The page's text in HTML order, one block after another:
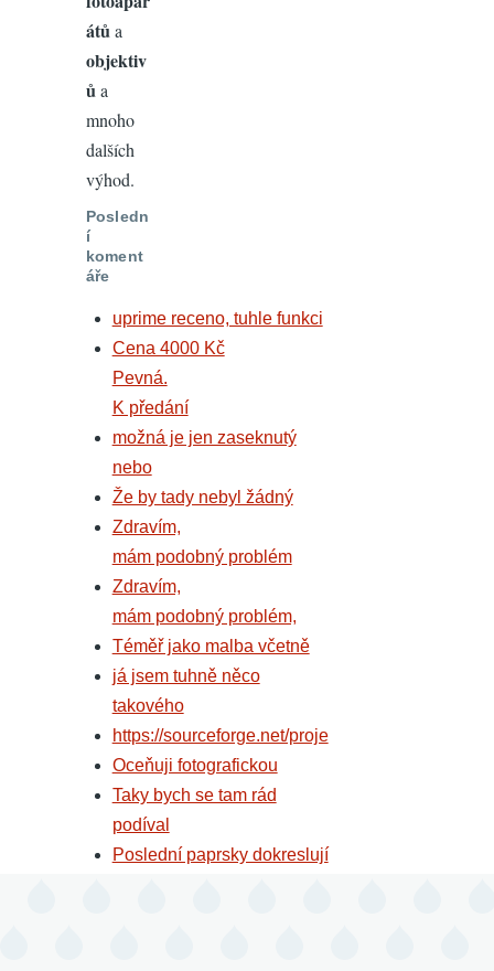
átů a
objektiv
ů a
mnoho
dalších
výhod.
Posledn
í
koment
áře
uprime receno, tuhle funkci
Cena 4000 Kč
Pevná.
K předání
možná je jen zaseknutý
nebo
Že by tady nebyl žádný
Zdravím,
mám podobný problém
Zdravím,
mám podobný problém,
Téměř jako malba včetně
já jsem tuhně něco
takového
https://sourceforge.net/proje
Oceňuji fotografickou
Taky bych se tam rád
podíval
Poslední paprsky dokreslují